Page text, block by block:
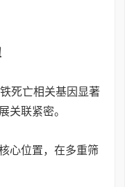
死亡相关基因显著
关联紧密。
心位置，在多重筛